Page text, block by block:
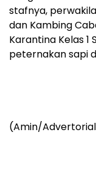
stafnya,
dan Kambing
Karantina Kelas
peternakan sapi
(Amin/